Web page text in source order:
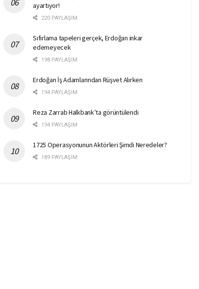
ayartıyor!
220 PAYLAŞIM
Sıfırlama tapeleri gerçek, Erdoğan inkar
edemeyecek
198 PAYLAŞIM
Erdoğan İş Adamlarından Rüşvet Alırken
194 PAYLAŞIM
Reza Zarrab Halkbank’ta görüntülendi
194 PAYLAŞIM
1725 Operasyonunun Aktörleri Şimdi Neredeler?
189 PAYLAŞIM